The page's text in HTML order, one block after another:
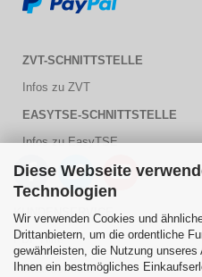
Diese Webseite
Technologien
Wir verwenden Cookies und
Drittanbietern, um die ordentliche
gewährleisten, die Nutzung
Ihnen ein bestmögliches
ZVT-SCHNITTSTELLE
Infos zu ZVT
EASYTSE-SCHNITTSTELLE
Infos zu EasyTSE
KUNDENSERVICE
PDF Hilfe
Kontaktformular